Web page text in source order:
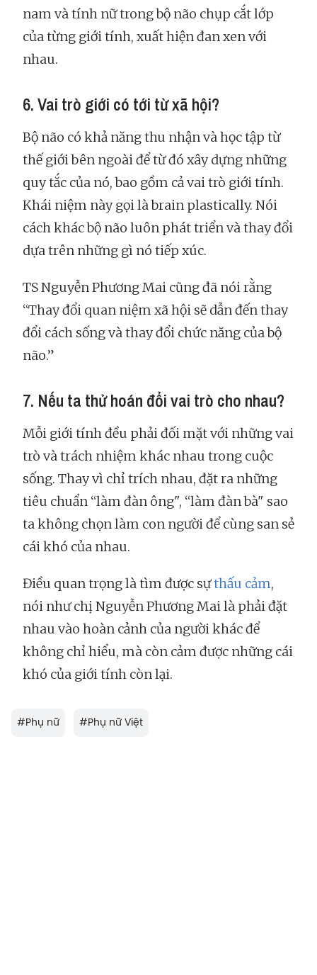
nam và tính nữ trong bộ não chụp cắt lớp
của từng giới tính, xuất hiện đan xen với
nhau.
6. Vai trò giới có tới từ xã hội?
Bộ não có khả năng thu nhận và học tập từ
thế giới bên ngoài để từ đó xây dựng những
quy tắc của nó, bao gồm cả vai trò giới tính.
Khái niệm này gọi là brain plastically. Nói
cách khác bộ não luôn phát triển và thay đổi
dựa trên những gì nó tiếp xúc.
TS Nguyễn Phương Mai cũng đã nói rằng
“Thay đổi quan niệm xã hội sẽ dẫn đến thay
đổi cách sống và thay đổi chức năng của bộ
não.”
7. Nếu ta thử hoán đổi vai trò cho nhau?
Mỗi giới tính đều phải đối mặt với những vai
trò và trách nhiệm khác nhau trong cuộc
sống. Thay vì chỉ trích nhau, đặt ra những
tiêu chuẩn “làm đàn ông", “làm đàn bà" sao
ta không chọn làm con người để cùng san sẻ
cái khó của nhau.
Điều quan trọng là tìm được sựthấu cảm,
nói như chị Nguyễn Phương Mai là phải đặt
nhau vào hoàn cảnh của người khác để
không chỉ hiểu, mà còn cảm được những cái
khó của giới tính còn lại.
#Phụ nữ #Phụ nữ Việt